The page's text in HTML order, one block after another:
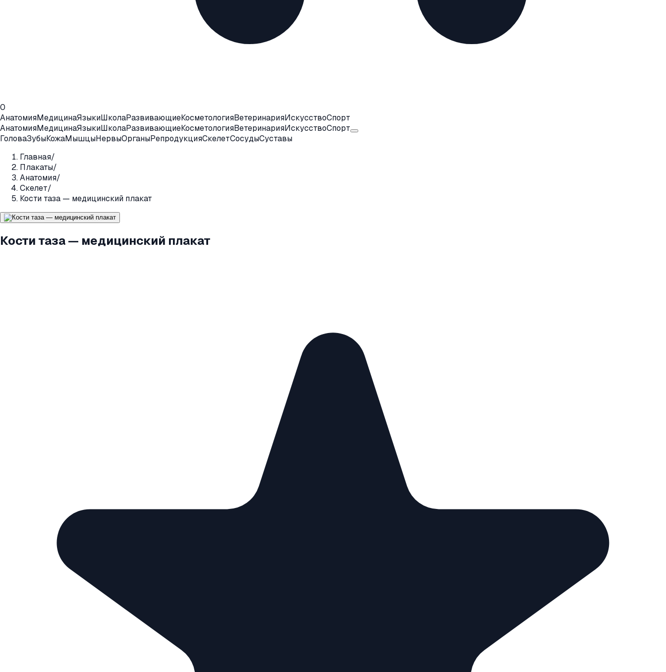
0
АнатомияМедицинаЯзыкиШколаРазвивающиеКосметологияВетеринарияИскусствоСпорт
АнатомияМедицинаЯзыкиШколаРазвивающиеКосметологияВетеринарияИскусствоСпорт
ГоловаЗубыКожаМышцыНервыОрганыРепродукцияСкелетСосудыСуставы
Главная/
Плакаты/
Анатомия/
Скелет/
Кости таза — медицинский плакат
Кости таза — медицинский плакат